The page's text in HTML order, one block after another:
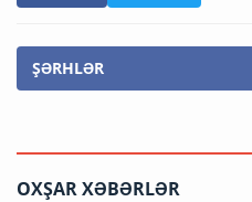
ŞƏRHLƏR
OXŞAR XƏBƏRLƏR